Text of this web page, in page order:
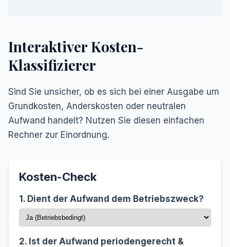
Interaktiver Kosten-
Klassifizierer
Sind Sie unsicher, ob es sich bei einer Ausgabe um
Grundkosten, Anderskosten oder neutralen
Aufwand handelt? Nutzen Sie diesen einfachen
Rechner zur Einordnung.
Kosten-Check
1. Dient der Aufwand dem Betriebszweck?
2. Ist der Aufwand periodengerecht &